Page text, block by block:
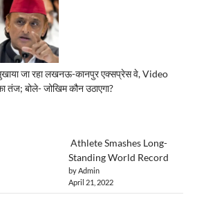
जा रहा लखनऊ-कानपुर एक्सप्रेस वे, Video
बोले- जोखिम कौन उठाएगा?
Athlete Smashes Long-
Standing World Record
by Admin
April 21, 2022